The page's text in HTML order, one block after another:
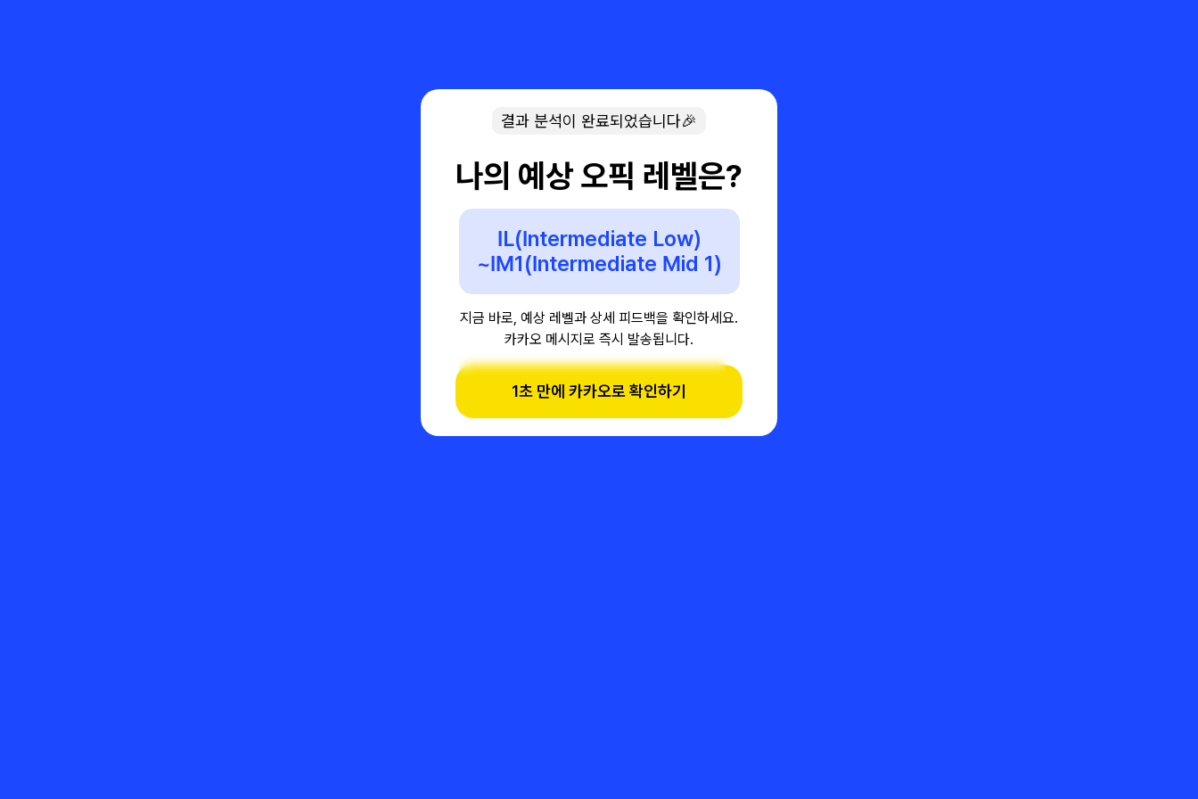
결과 분석이 완료되었습니다🎉
나의 예상 오픽 레벨은?
IL(Intermediate Low)
~IM1(Intermediate Mid 1)
지금 바로, 예상 레벨과 상세 피드백을 확인하세요.
카카오 메시지로 즉시 발송됩니다.
1초 만에 카카오로 확인하기